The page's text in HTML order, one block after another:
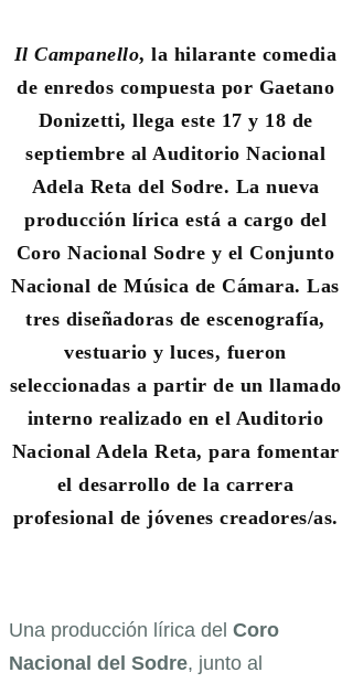
Il Campanello, la hilarante comedia
de enredos compuesta por Gaetano
Donizetti, llega este 17 y 18 de
septiembre al Auditorio Nacional
Adela Reta del Sodre. La nueva
producción lírica está a cargo del
Coro Nacional Sodre y el Conjunto
Nacional de Música de Cámara. Las
tres diseñadoras de escenografía,
vestuario y luces, fueron
seleccionadas a partir de un llamado
interno realizado en el Auditorio
Nacional Adela Reta, para fomentar
el desarrollo de la carrera
profesional de jóvenes creadores/as.
Una producción lírica del Coro
Nacional del Sodre, junto al